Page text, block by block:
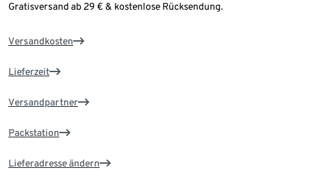
Gratisversand ab 29 € & kostenlose Rücksendung.
Versandkosten
Lieferzeit
Versandpartner
Packstation
Lieferadresse ändern